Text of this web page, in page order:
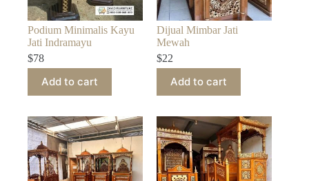
Podium Minimalis Kayu
Jati Indramayu
$78
Add to cart
Dijual Mimbar Jati
Mewah
$22
Add to cart